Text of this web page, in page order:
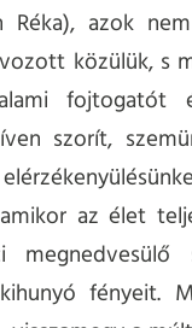
Réka), azok
közülük, s
szorít,
az élet
megnedvesülő
fényeit.